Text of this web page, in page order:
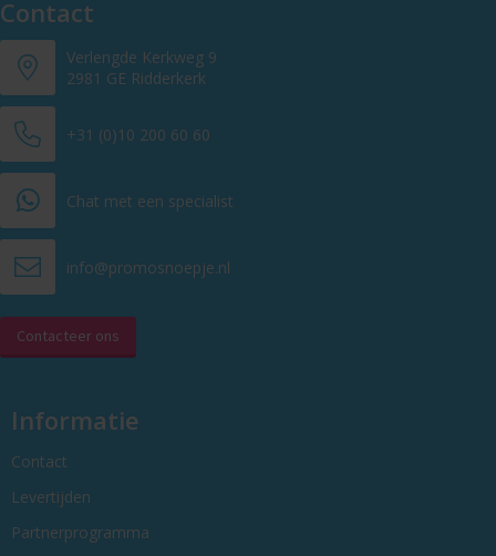
Contact
Verlengde Kerkweg 9
2981 GE Ridderkerk
+31 (0)10 200 60 60
Chat met een specialist
info@promosnoepje.nl
Contacteer ons
Informatie
Contact
Levertijden
Partnerprogramma